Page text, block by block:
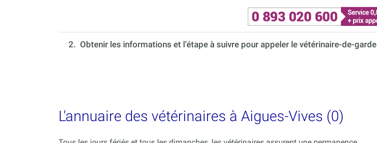
2. Obtenir les informations et l’étape à suivre pour appeler le vétérinaire-de-garde
L'annuaire des vétérinaires à Aigues-Vives (0)